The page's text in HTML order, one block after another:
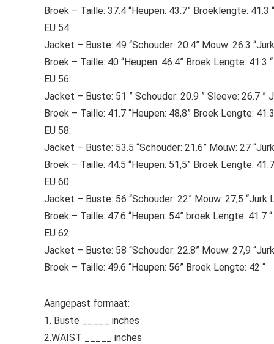
Broek – Taille: 37.4 “Heupen: 43.7” Broeklengte: 41.3 “
EU 54:
Jacket – Buste: 49 “Schouder: 20.4” Mouw: 26.3
Broek – Taille: 40 “Heupen: 46.4” Broek Lengte: 41.3 “
EU 56:
Jacket – Buste: 51 ” Schouder: 20.9 ” Sleeve: 26.7 ”
Broek – Taille: 41.7 “Heupen: 48,8” Broek Lengte:
EU 58:
Jacket – Buste: 53.5 “Schouder: 21.6” Mouw: 27
Broek – Taille: 44.5 “Heupen: 51,5” Broek Lengte:
EU 60:
Jacket – Buste: 56 “Schouder: 22” Mouw: 27,5 “Jurk
Broek – Taille: 47.6 “Heupen: 54” broek Lengte: 41.7 “
EU 62:
Jacket – Buste: 58 “Schouder: 22.8” Mouw: 27,9
Broek – Taille: 49.6 “Heupen: 56” Broek Lengte: 42 “
Aangepast formaat:
1. Buste _____ inches
2.WAIST _____ inches